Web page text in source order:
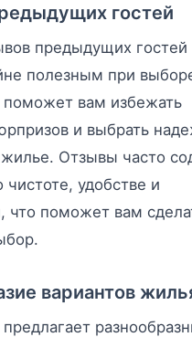
гостей
предыдущих
полезным при
поможет вам избежать
и выбрать
жилье. Отзывы часто
удобстве и
что поможет вам
вариантов